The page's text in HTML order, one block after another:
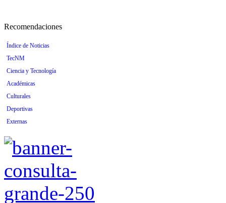
Recomendaciones
Índice de Noticias
TecNM
Ciencia y Tecnología
Académicas
Culturales
Deportivas
Externas